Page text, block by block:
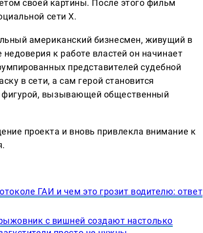
своей картины. После этого фильм
сети X.
американский бизнесмен, живущий в
к работе властей он начинает
представителей судебной
в сети, а сам герой становится
вызывающей общественный
проекта и вновь привлекла внимание к
ГАИ и чем это грозит водителю: ответ
с вишней создают настолько